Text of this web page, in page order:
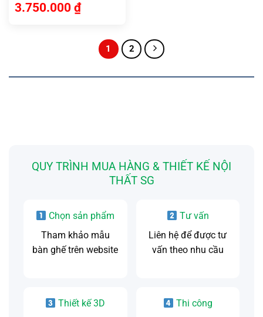
3.750.000 ₫
1 2
QUY TRÌNH MUA HÀNG & THIẾT KẾ NỘI
THẤT SG
Chọn sản phẩm
Tham khảo mẫu
bàn ghế trên website
Tư vấn
Liên hệ để được tư
vấn theo nhu cầu
Thiết kế 3D Thi công